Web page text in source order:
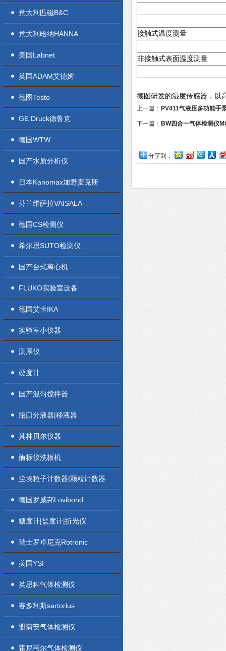
意大利匹磁B&C
意大利哈纳HANNA
美国Labnet
英国ADAM艾德姆
德图Testo
GE Druck德鲁克
德国WTW
国产水质分析仪
日本Kanomax加野麦克斯
芬兰维萨拉VAISALA
德国CS检测仪
希尔思SUTO检测仪
国产台式离心机
FLUKO实验室设备
德国艾卡IKA
实验室小仪器
测厚仪
硬度计
国产混匀搅拌器
瓶口分液器|移液器
其林贝尔仪器
酶标仪洗板机
尘埃粒子计数器|颗粒计数器
德国罗威邦Lovibond
糖度计|盐度计|折光仪
瑞士罗卓尼克Rotronic
美国YSI
英思科气体检测仪
赛多利斯sartorius
盟蒲安气体检测仪
霍尼韦尔气体检测仪
接触式温度测量
非接触式表面温度测量
德图研发的湿度传感器，以
上一篇： PV411气液压多功能手
下一篇： BW四合一气体检测仪
分享到：